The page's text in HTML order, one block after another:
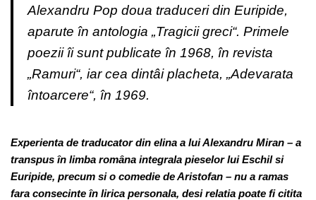
Alexandru Pop doua traduceri din Euripide,
aparute în antologia „Tragicii greci“. Primele
poezii îi sunt publicate în 1968, în revista
„Ramuri“, iar cea dintâi placheta, „Adevarata
întoarcere“, în 1969.
Experienta de traducator din elina a lui Alexandru Miran – a
transpus în limba româna integrala pieselor lui Eschil si
Euripide, precum si o comedie de Aristofan – nu a ramas
fara consecinte în lirica personala, desi relatia poate fi citita